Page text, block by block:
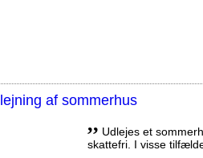
af sommerhus
,, Udlejes et
skattefri. I visse